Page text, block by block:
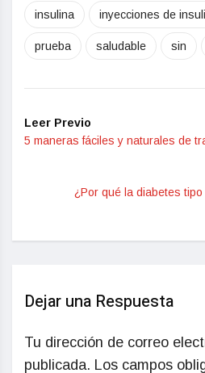
insulina inyecciones de
prueba saludable sin
Leer Previo
5 maneras fáciles y naturales de
¿Por qué la diabetes
Dejar una Respuesta
Tu dirección de correo
publicada. Los campos